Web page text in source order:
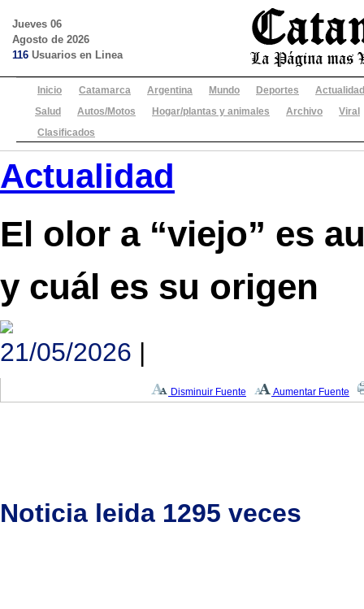
Jueves 06
Agosto de 2026
116 Usuarios en Linea
Inicio Catamarca Argentina Mundo Deportes
Actualidad
Salud
Autos/Motos Hogar/plantas y animales Archivo
Viral
Clasificados
Actualidad
El olor a “viejo” es
y cuál es su origen
21/05/2026 |
Disminuir Fuente Aumentar Fuente
Noticia leida 1295 veces